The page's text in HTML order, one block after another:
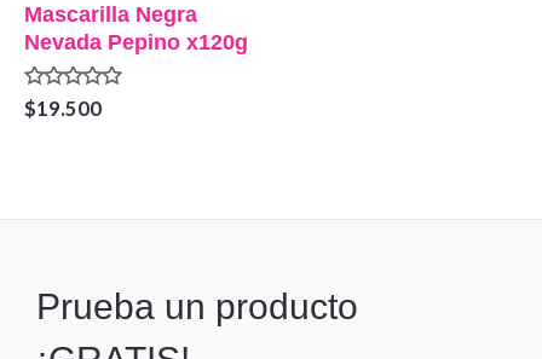
Mascarilla Negra
Nevada Pepino x120g
Valorado
en
$19.500
Prueba un producto